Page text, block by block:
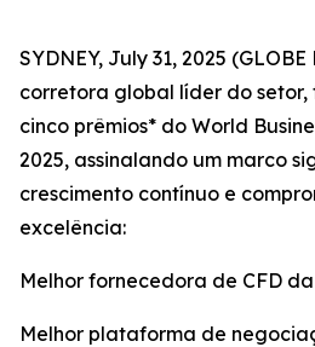
SYDNEY, July 31, 2025
corretora global líder do
cinco prêmios* do World
2025, assinalando um marco
crescimento contínuo e
excelência:
Melhor fornecedora de CFD
Melhor plataforma de